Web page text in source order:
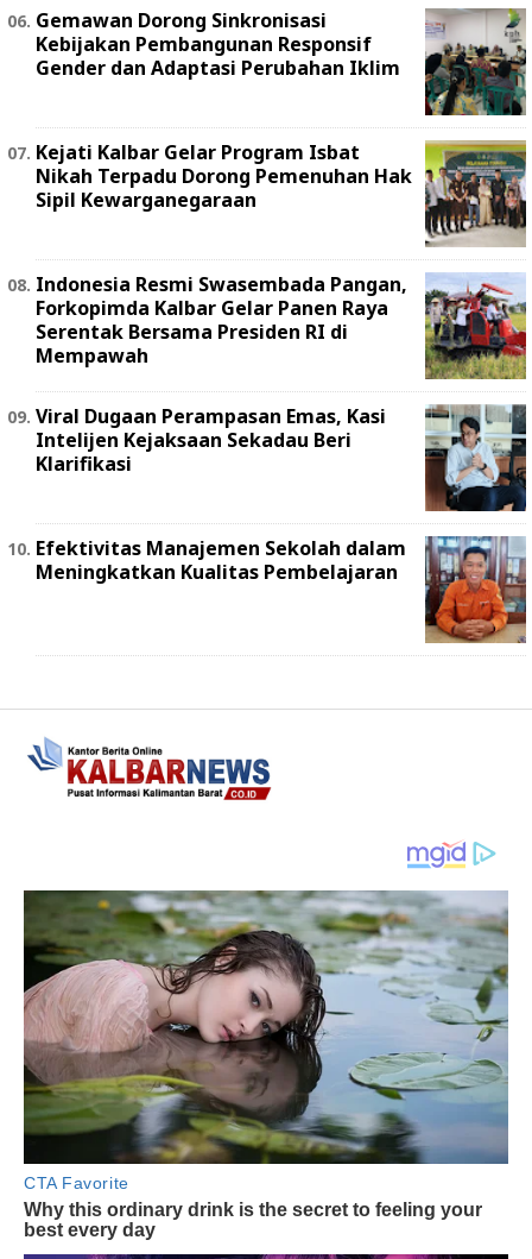
Gemawan Dorong Sinkronisasi
Kebijakan Pembangunan Responsif
Gender dan Adaptasi Perubahan Iklim
Kejati Kalbar Gelar Program Isbat
Nikah Terpadu Dorong Pemenuhan Hak
Sipil Kewarganegaraan
Indonesia Resmi Swasembada Pangan,
Forkopimda Kalbar Gelar Panen Raya
Serentak Bersama Presiden RI di
Mempawah
Viral Dugaan Perampasan Emas, Kasi
Intelijen Kejaksaan Sekadau Beri
Klarifikasi
Efektivitas Manajemen Sekolah dalam
Meningkatkan Kualitas Pembelajaran